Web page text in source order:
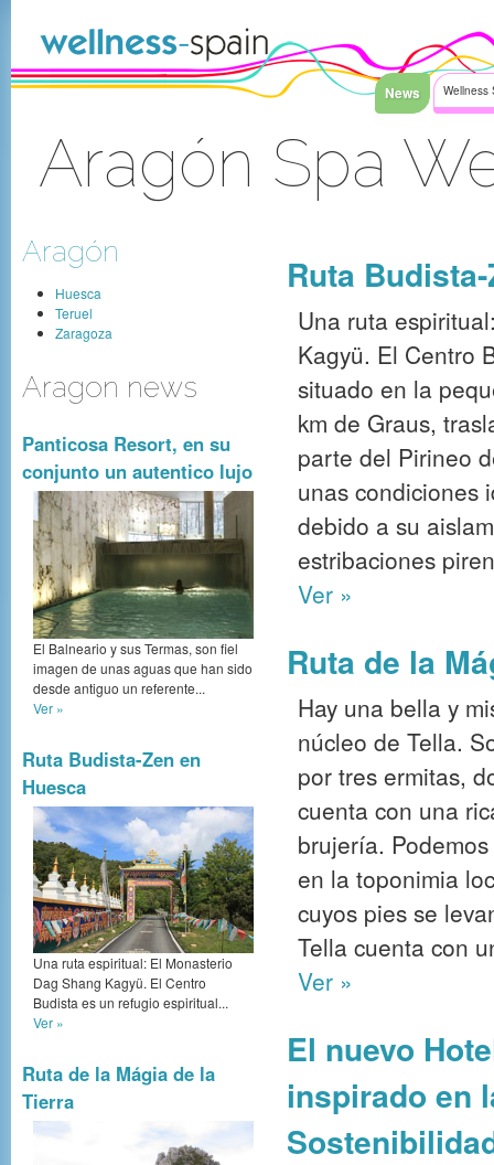
News Wellness
Aragón Spa
Aragón
Huesca
Teruel
Zaragoza
Aragon news
Panticosa Resort, en su
conjunto un autentico lujo
El Balneario y sus Termas, son fiel
imagen de unas aguas que han sido
desde antiguo un referente...
Ver »
Ruta Budista-Zen en
Huesca
Una ruta espiritual: El Monasterio
Dag Shang Kagyü. El Centro
Budista es un refugio espiritual...
Ver »
Ruta de la Mágia de la
Tierra
Ruta
Una ruta
Kagyü. El Centro
situado en la
km de Graus,
parte del Pirineo
unas condiciones
debido a su
estribaciones
Ver »
Ruta de la
Hay una bella y
núcleo de Tella.
por tres ermitas,
cuenta con una
brujería.
en la toponimia
cuyos pies se
Tella cuenta con
Ver »
El nuevo
inspirado en